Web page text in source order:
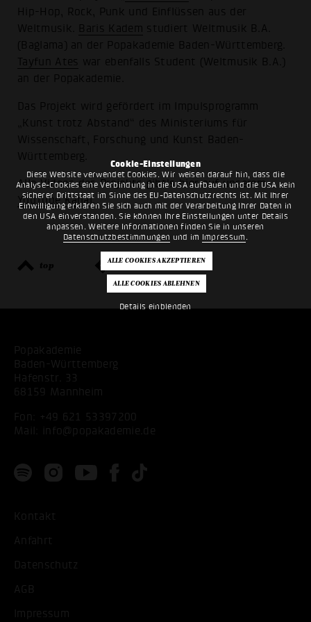
Cookie-Einstellungen
Diese Website verwendet Cookies. Wir weisen darauf hin, dass die
Analyse-Cookies eine Verbindung in die USA aufbauen und die USA kein
sicherer Drittstaat im Sinne des EU-Datenschutzrechts ist. Mit Ihrer
Einwilligung erklären Sie sich auch mit der Verarbeitung Ihrer Daten in
den USA einverstanden. Sie können Ihre Einstellungen unter Details
anpassen. Weitere Informationen finden Sie in unseren
Datenschutzbestimmungen und im Impressum .
Details einblenden
Hip-Hop, Rock, Punk und Einflüssen aus der
Weltmusik. Baris Kadem studiert Weltmusik B.A.
(Baglama) an der Popakademie Baden-Württemberg.
Tayfun Ates war ebenfalls Student (Weltmusik B.A.)
an der Popakademie.
Das Projekt wird gefördert im Impulsprogramm
„Kunst trotz Abstand“ des Ministeriums für
Wissenschaft, Forschung und Kunst Baden-
Württemberg.
Alle Videos des Projekts gibt's hier auf unserem
YouTube Kanal.
top zurück
Popakademie
Baden-Württemberg
Hafenstr. 33
68159 Mannheim
Fon:
+49 621 53397200
Mail:
info@popakademie.de
Kontakt
Anfahrt
Datenschutz
AGB
Impressum